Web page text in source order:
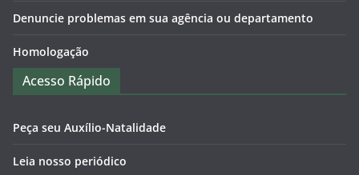
Denuncie problemas em sua agência ou departamento
Homologação
Acesso Rápido
Peça seu Auxílio-Natalidade
Leia nosso periódico